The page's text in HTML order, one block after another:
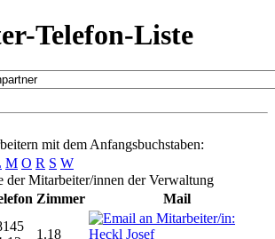
Telefon-Liste
mit dem Anfangsbuchstaben:
M O R S W
der Mitarbeiter/innen der Verwaltung
Zimmer
Mail
1.18